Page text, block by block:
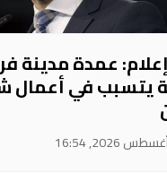
عمدة مدينة
يتسبب في